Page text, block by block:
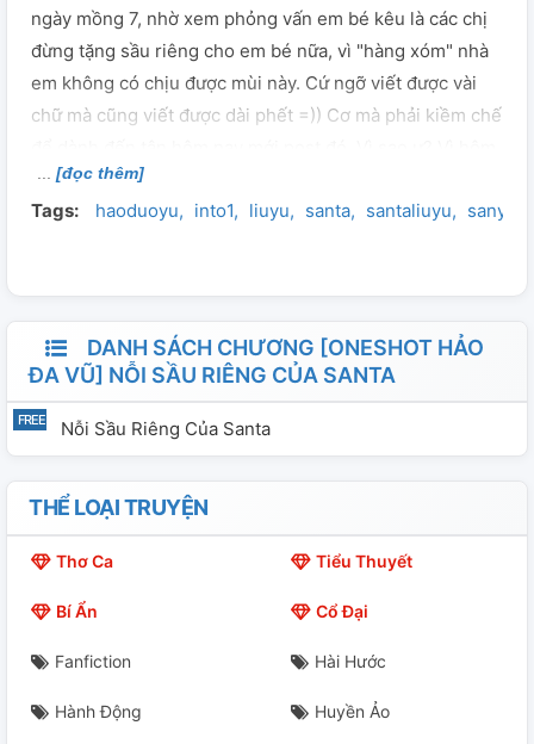
ngày mồng 7, nhờ xem phỏng vấn em bé kêu là các chị
đừng tặng sầu riêng cho em bé nữa, vì "hàng xóm" nhà
em không có chịu được mùi này. Cứ ngỡ viết được vài
chữ mà cũng viết được dài phết =)) Cơ mà phải kiềm chế
nay là sinh nhựt mình đó các bạn :"> Chúc mừng sinh
nhật cô gái đáng yêu nhất trên đời, mãi mãi tuổi 16 ❤️
[đọc thêm]
Tags: haoduoyu into1 liuyu santa santaliuyu sanyu
DANH SÁCH CHƯƠNG [ONESHOT HẢO
ĐA VŨ] NỖI SẦU RIÊNG CỦA SANTA
Nỗi Sầu Riêng Của Santa
THỂ LOẠI TRUYỆN
Thơ Ca Tiểu Thuyết
Bí Ẩn Cổ Đại
Fanfiction Hài Hước
Hành Động Huyền Ảo